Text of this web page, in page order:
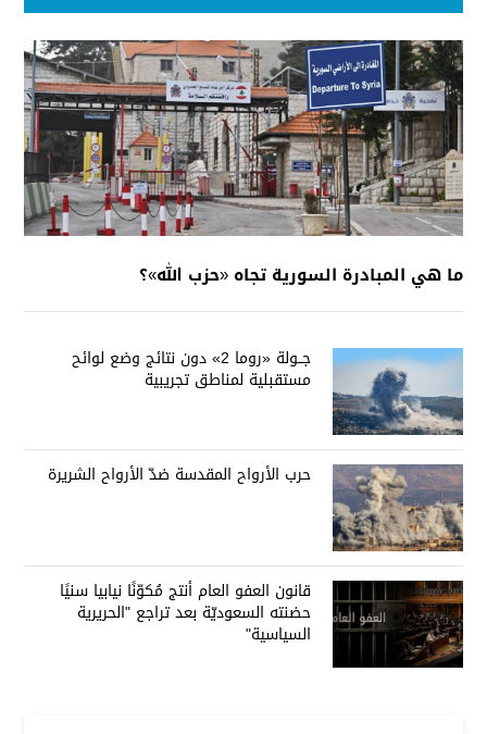
ما هي المبادرة السورية تجاه «حزب الله»؟
جــولة «روما 2» دون نتائج وضع لوائح
مستقبلية لمناطق تجريبية
حرب الأرواح المقدسة ضدّ الأرواح الشريرة
قانون العفو العام أنتج مُكوّنًا نيابيا سنيًا
حضنته السعوديّة بعد تراجع "الحريرية
السياسية"